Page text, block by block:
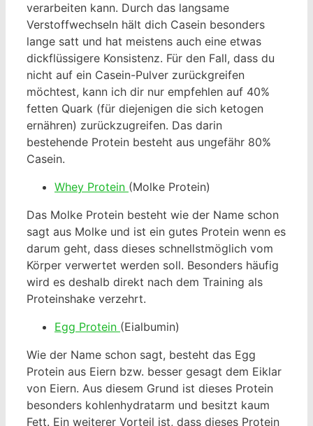
verarbeiten kann. Durch das langsame
Verstoffwechseln hält dich Casein besonders
lange satt und hat meistens auch eine etwas
dickflüssigere Konsistenz. Für den Fall, dass du
nicht auf ein Casein-Pulver zurückgreifen
möchtest, kann ich dir nur empfehlen auf 40%
fetten Quark (für diejenigen die sich ketogen
ernähren) zurückzugreifen. Das darin
bestehende Protein besteht aus ungefähr 80%
Casein.
Whey Protein (Molke Protein)
Das Molke Protein besteht wie der Name schon
sagt aus Molke und ist ein gutes Protein wenn es
darum geht, dass dieses schnellstmöglich vom
Körper verwertet werden soll. Besonders häufig
wird es deshalb direkt nach dem Training als
Proteinshake verzehrt.
Egg Protein (Eialbumin)
Wie der Name schon sagt, besteht das Egg
Protein aus Eiern bzw. besser gesagt dem Eiklar
von Eiern. Aus diesem Grund ist dieses Protein
besonders kohlenhydratarm und besitzt kaum
Fett. Ein weiterer Vorteil ist, dass dieses Protein